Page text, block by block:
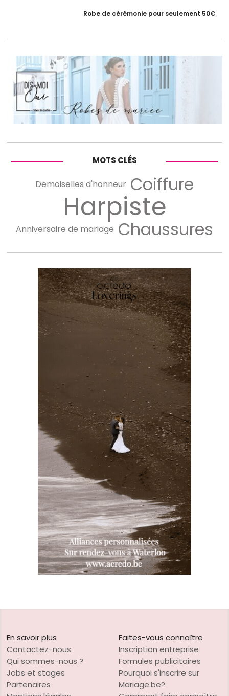
Robe de cérémonie pour seulement 50€
MOTS CLÉS
Demoiselles d'honneur Coiffure
Harpiste
Anniversaire de mariage Chaussures
En savoir plus
Contactez-nous
Qui sommes-nous ?
Jobs et stages
Partenaires
Faites-vous connaître
Inscription entreprise
Formules publicitaires
Pourquoi s'inscrire sur
Mariage.be?